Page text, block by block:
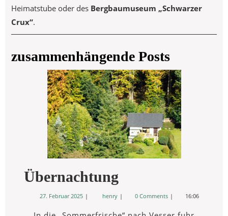
Heimatstube oder des Bergbaumuseum „Schwarzer
Crux“.
zusammenhängende Posts
Übernachtung
27. Februar 2025 27.
Februar
henry Übernachtung
0 Comments 16:06